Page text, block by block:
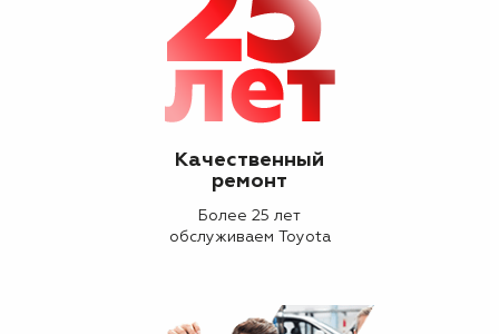
Качественный
ремонт
Более 25 лет
обслуживаем Toyota